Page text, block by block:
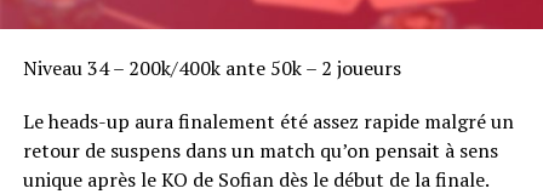
Niveau 34 – 200k/400k ante 50k – 2 joueurs
Le heads-up aura finalement été assez rapide malgré un
retour de suspens dans un match qu’on pensait à sens
unique après le KO de Sofian dès le début de la finale.